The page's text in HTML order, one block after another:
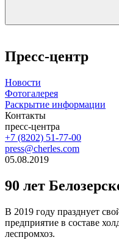
Пресс-центр
Новости
Фотогалерея
Раскрытие информации
Контакты
пресс-центра
+7 (8202) 51-77-00
press@cherles.com
05.08.2019
90 лет
В 2019 году празднует
предприятие в составе
леспромхоз.